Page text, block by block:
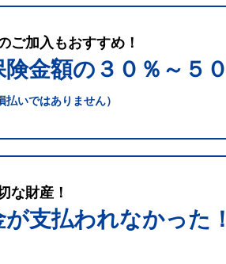
ご加入もおすすめ！
険金額の３０％～５
払いではありません）
な財産！
が支払われなかった